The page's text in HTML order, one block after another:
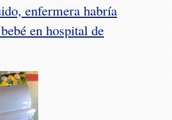
enfermera habría
en hospital de